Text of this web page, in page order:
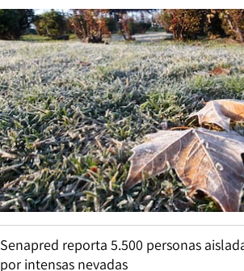
Senapred reporta 5.500 personas
por intensas nevadas